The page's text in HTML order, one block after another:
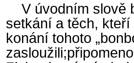
V úvodním slově
setkání a těch,
konání tohoto